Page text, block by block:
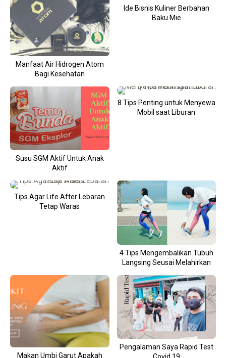
Manfaat Air Hidrogen Atom
Bagi Kesehatan
Ide Bisnis Kuliner Berbahan
Baku Mie
Susu SGM Aktif Untuk Anak
Aktif
8 Tips Penting untuk Menyewa
Mobil saat Liburan
Tips Agar Life After Lebaran
Tetap Waras
4 Tips Mengembalikan Tubuh
Langsing Seusai Melahirkan
Makan Umbi Garut Apakah
Pengalaman Saya Rapid Test